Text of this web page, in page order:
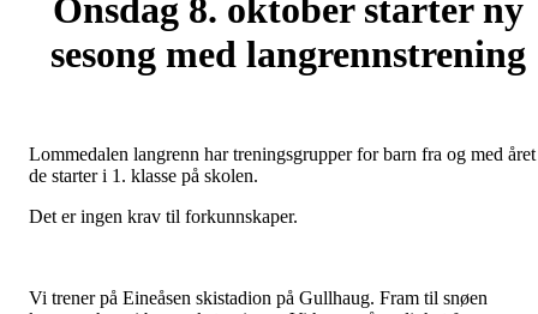
Onsdag 8. oktober starter ny
sesong med langrennstrening
Lommedalen langrenn har treningsgrupper for barn fra og med året
de starter i 1. klasse på skolen.
Det er ingen krav til forkunnskaper.
Vi trener på Eineåsen skistadion på Gullhaug. Fram til snøen